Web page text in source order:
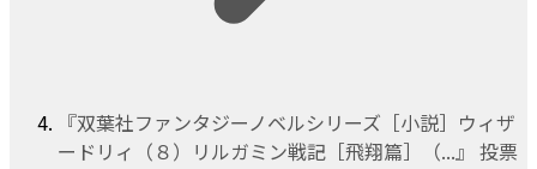
『双葉社ファンタジーノベルシリーズ［小説］ウィザ
ードリィ（８）リルガミン戦記［飛翔篇］（...』 投票